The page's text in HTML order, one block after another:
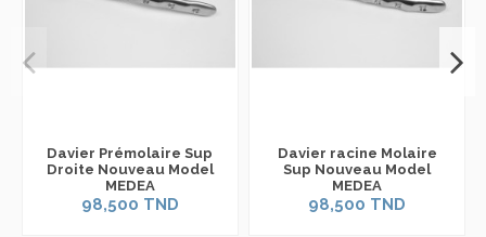
Davier Prémolaire Sup
Droite Nouveau Model
MEDEA
98,500 TND
Davier racine Molaire
Sup Nouveau Model
MEDEA
98,500 TND